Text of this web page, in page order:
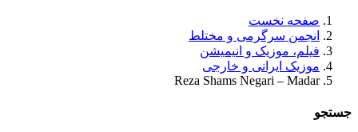
صفحه نخست
انجمن سرگرمی و مختلط
فیلم، موزیک و انیمیشن
موزیک ایرانی و خارجی
Reza Shams Negari – Madar
جستجو